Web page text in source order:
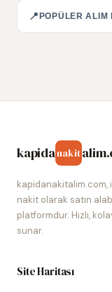
📍 POPÜLER ALIM
kapidanakit
kapidanakitalim.com,
nakit olarak satın
platformdur. Hızlı,
sunar.
Site Haritası